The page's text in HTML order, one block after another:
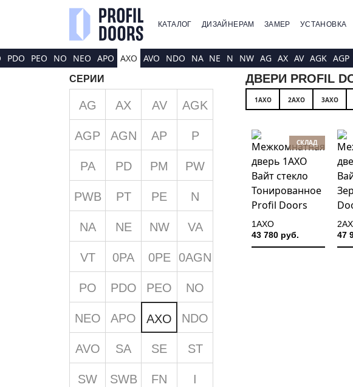
КАТАЛОГ ДИЗАЙНЕРАМ ЗАМЕР УСТАНОВКА
PDO PEO NO NEO APO AXO AVO NDO NA NE N NW AG AX AV AGK AGP
СЕРИИ
AG AX AV AGK
AGP AGN AP P
PA PD PM PW
PWB PT PE N
NA NE NW VA
VT 0PA 0PE 0AGN
PO PDO PEO NO
NEO APO AXO NDO
AVO SA SE ST
SW SWB FN I
ДВЕРИ PROFIL
1AXO 2AXO 3AXO
СКЛАД
1AXO
43 780 руб.
47